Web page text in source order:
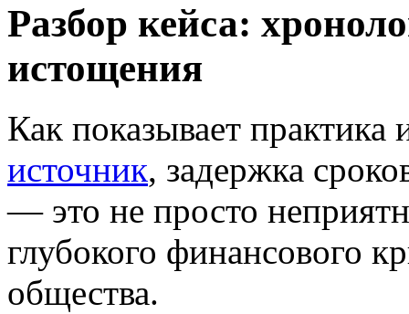
Разбор кейса:
истощения
Как показывает
источник, задержка
— это не просто
глубокого финансового
общества.